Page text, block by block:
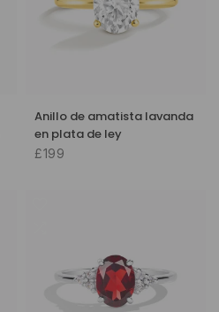
Anillo de amatista lavanda
en plata de ley
£199